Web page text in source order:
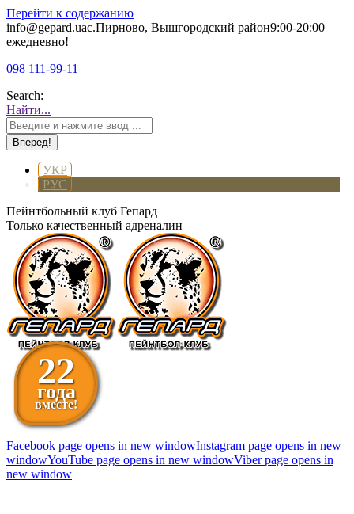
Перейти к содержанию
info@gepard.uaс.Пирново, Вышгородский район9:00-20:00
ежедневно!
098 111-99-11
Search:
Найти...
УКР
РУС
Пейнтбольный клуб Гепард
Только качественный адреналин
22
года
вместе!
Facebook page opens in new windowInstagram page opens in new
windowYouTube page opens in new windowViber page opens in
new window